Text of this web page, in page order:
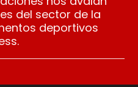
del sector de la
deportivos